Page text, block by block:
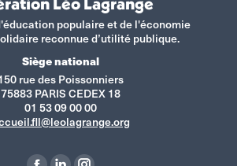
populaire et de l'économie
reconnue d’utilité publique.
Siège national
rue des Poissonniers
75883 PARIS CEDEX 18
01 53 09 00 00